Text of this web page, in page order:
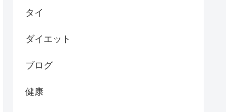
タイ
ダイエット
ブログ
健康